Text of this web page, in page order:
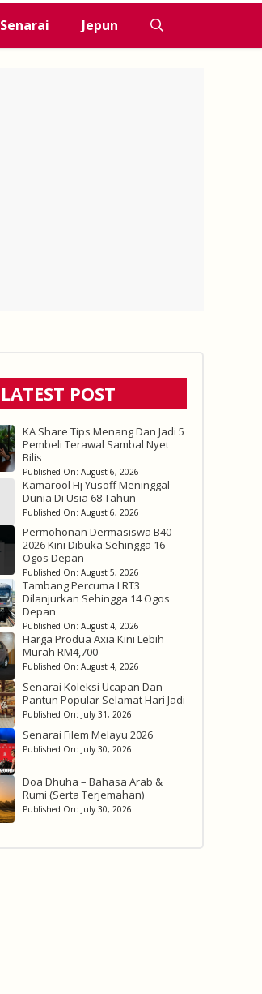
Senarai Jepun
LATEST POST
KA Share Tips Menang Dan Jadi 5
Pembeli Terawal Sambal Nyet
Bilis
Published On: August 6, 2026
Kamarool Hj Yusoff Meninggal
Dunia Di Usia 68 Tahun
Published On: August 6, 2026
Permohonan Dermasiswa B40
2026 Kini Dibuka Sehingga 16
Ogos Depan
Published On: August 5, 2026
Tambang Percuma LRT3
Dilanjurkan Sehingga 14 Ogos
Depan
Published On: August 4, 2026
Harga Produa Axia Kini Lebih
Murah RM4,700
Published On: August 4, 2026
Senarai Koleksi Ucapan Dan
Pantun Popular Selamat Hari Jadi
Published On: July 31, 2026
Senarai Filem Melayu 2026
Published On: July 30, 2026
Doa Dhuha – Bahasa Arab &
Rumi (Serta Terjemahan)
Published On: July 30, 2026